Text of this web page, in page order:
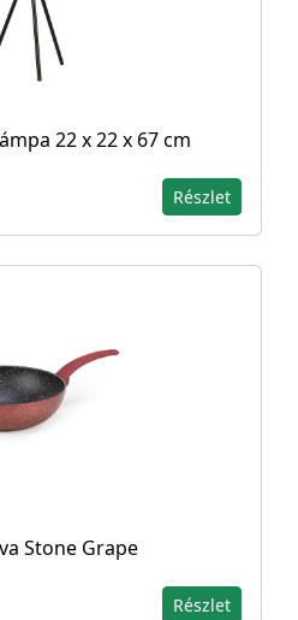
22 x 22 x 67 cm
Részlet
Stone Grape
Részlet